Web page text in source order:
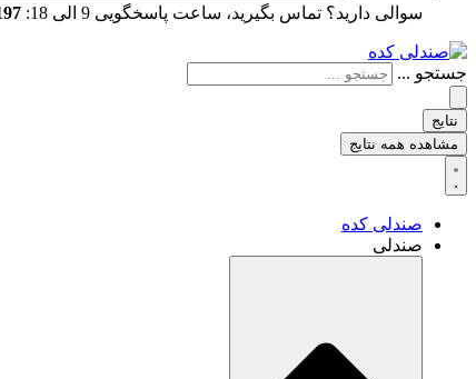
سوالی دارید؟ تماس بگیرید، ساعت پاسخگویی 9 الی 18:
جستجو ...
نتایج
مشاهده همه نتایج
صندلی کده
صندلی